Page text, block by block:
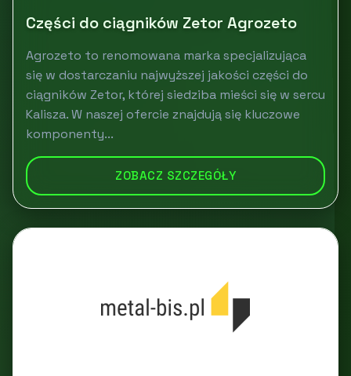
Części do ciągników Zetor Agrozeto
Agrozeto to renomowana marka specjalizująca
się w dostarczaniu najwyższej jakości części do
ciągników Zetor, której siedziba mieści się w sercu
Kalisza. W naszej ofercie znajdują się kluczowe
komponenty...
ZOBACZ SZCZEGÓŁY